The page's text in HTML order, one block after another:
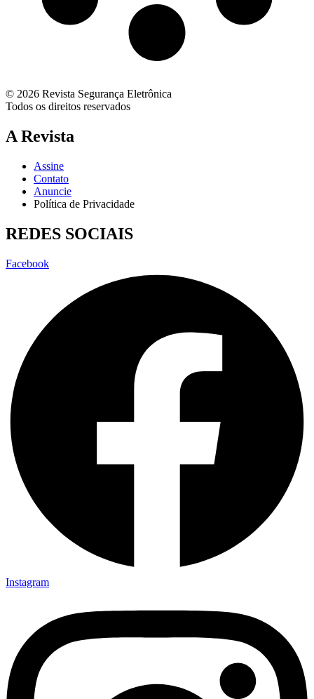
© 2026 Revista Segurança Eletrônica
Todos os direitos reservados
A Revista
Assine
Contato
Anuncie
Política de Privacidade
REDES SOCIAIS
Facebook
Instagram